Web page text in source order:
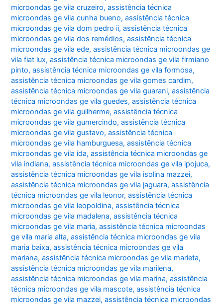
microondas ge vila cruzeiro,assistência técnica
microondas ge vila cunha bueno,assistência técnica
microondas ge vila dom pedro ii,assistência técnica
microondas ge vila dos remédios,assistência técnica
microondas ge vila ede,assistência técnica microondas ge
vila fiat lux,assistência técnica microondas ge vila firmiano
pinto,assistência técnica microondas ge vila formosa,
assistência técnica microondas ge vila gomes cardim,
assistência técnica microondas ge vila guarani,assistência
técnica microondas ge vila guedes,assistência técnica
microondas ge vila guilherme,assistência técnica
microondas ge vila gumercindo,assistência técnica
microondas ge vila gustavo,assistência técnica
microondas ge vila hamburguesa,assistência técnica
microondas ge vila ida,assistência técnica microondas ge
vila indiana,assistência técnica microondas ge vila ipojuca,
assistência técnica microondas ge vila isolina mazzei,
assistência técnica microondas ge vila jaguara,assistência
técnica microondas ge vila leonor,assistência técnica
microondas ge vila leopoldina,assistência técnica
microondas ge vila madalena,assistência técnica
microondas ge vila maria,assistência técnica microondas
ge vila maria alta,assistência técnica microondas ge vila
maria baixa,assistência técnica microondas ge vila
mariana,assistência técnica microondas ge vila marieta,
assistência técnica microondas ge vila marilena,
assistência técnica microondas ge vila marina,assistência
técnica microondas ge vila mascote,assistência técnica
microondas ge vila mazzei,assistência técnica microondas